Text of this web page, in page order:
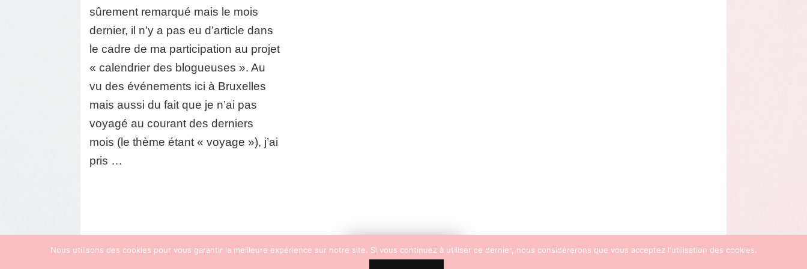
Inspiration
lune
de
sûrement remarqué mais le mois
dernier, il n’y a pas eu d’article dans
le cadre de ma participation au projet
« calendrier des blogueuses ». Au
vu des événements ici à Bruxelles
mais aussi du fait que je n’ai pas
voyagé au courant des derniers
mois (le thème étant « voyage »), j’ai
pris …
FOLLOW ME!
Nous utilisons des cookies pour vous garantir la meilleure expérience sur notre site. Si vous continuez à utiliser ce dernier, nous considérerons que vous acceptez l'utilisation des cookies.